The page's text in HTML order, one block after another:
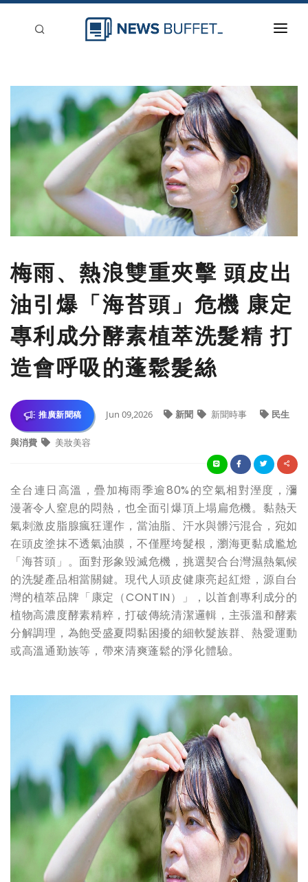
新聞稿分類
登入
刊登
梅雨、熱浪雙重夾擊 頭皮出
油引爆「海苔頭」危機 康定
專利成分酵素植萃洗髮精 打
造會呼吸的蓬鬆髮絲
推廣新聞稿 Jun 09,2026 新聞 新聞時事 民生
與消費 美妝美容
全台連日高溫，疊加梅雨季逾80%的空氣相對溼度，瀰
漫著令人窒息的悶熱，也全面引爆頂上塌扁危機。黏熱天
氣刺激皮脂腺瘋狂運作，當油脂、汗水與髒污混合，宛如
在頭皮塗抹不透氣油膜，不僅壓垮髮根，瀏海更黏成尷尬
「海苔頭」。面對形象毀滅危機，挑選契合台灣濕熱氣候
的洗髮產品相當關鍵。現代人頭皮健康亮起紅燈，源自台
灣的植萃品牌「康定（CONTIN）」，以首創專利成分的
植物高濃度酵素精粹，打破傳統清潔邏輯，主張溫和酵素
分解調理，為飽受盛夏悶黏困擾的細軟髮族群、熱愛運動
或高溫通勤族等，帶來清爽蓬鬆的淨化體驗。